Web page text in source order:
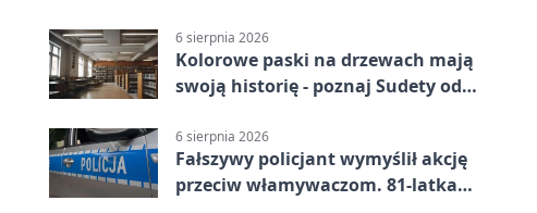
6 sierpnia 2026
Kolorowe paski na drzewach mają
swoją historię - poznaj Sudety od
6 sierpnia 2026
Fałszywy policjant wymyślił akcję
przeciw włamywaczom. 81-latka